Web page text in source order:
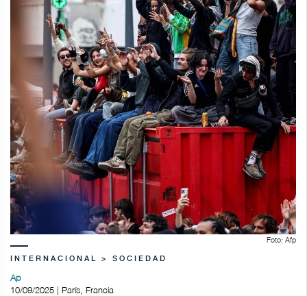
Foto: Afp
INTERNACIONAL > SOCIEDAD
Ap
10/09/2025 | París, Francia